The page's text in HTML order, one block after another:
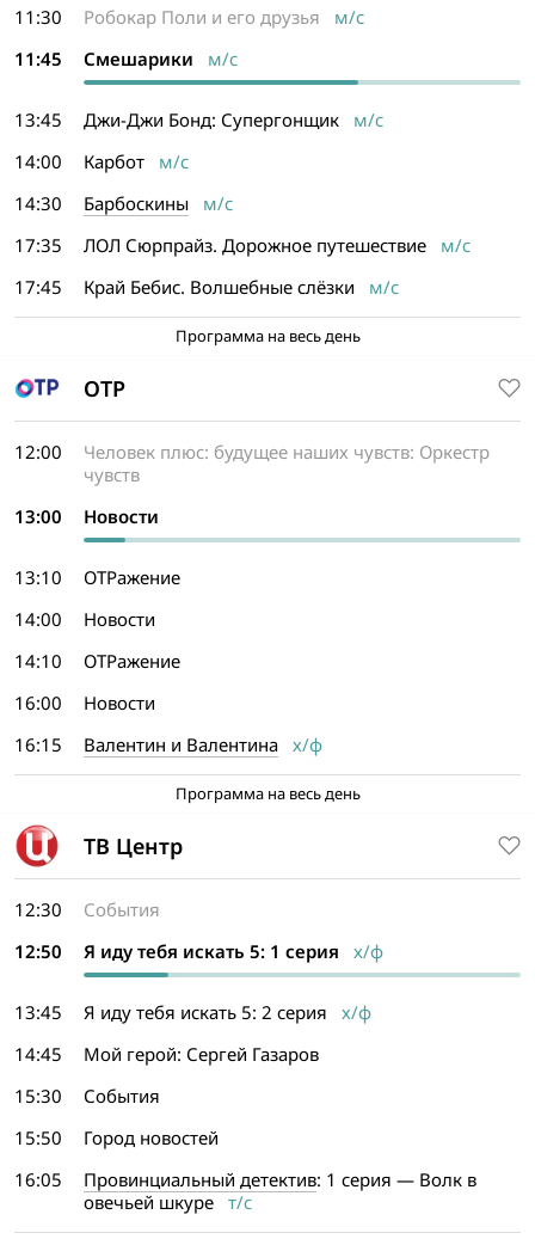
11:30 Робокар Поли и его друзья м/с
11:45
Смешарики м/с
13:45 Джи-Джи Бонд: Супергонщик м/с
14:00
Карбот м/с
14:30
Барбоскины м/с
17:35
ЛОЛ Сюрпрайз. Дорожное путешествие м/с
17:45
Край Бебис. Волшебные слёзки м/с
Программа на весь день
ОТР
12:00
Человек плюс: будущее наших чувств: Оркестр
чувств
13:00
Новости
13:10
ОТРажение
14:00
Новости
14:10
ОТРажение
16:00
Новости
16:15
Валентин и Валентина х/ф
Программа на весь день
ТВ Центр
12:30
События
12:50
Я иду тебя искать 5: 1 серия х/ф
13:45 Я иду тебя искать 5: 2 серия х/ф
14:45
Мой герой: Сергей Газаров
15:30
События
15:50
Город новостей
16:05
Провинциальный детектив: 1 серия — Волк в
овечьей шкуре т/с